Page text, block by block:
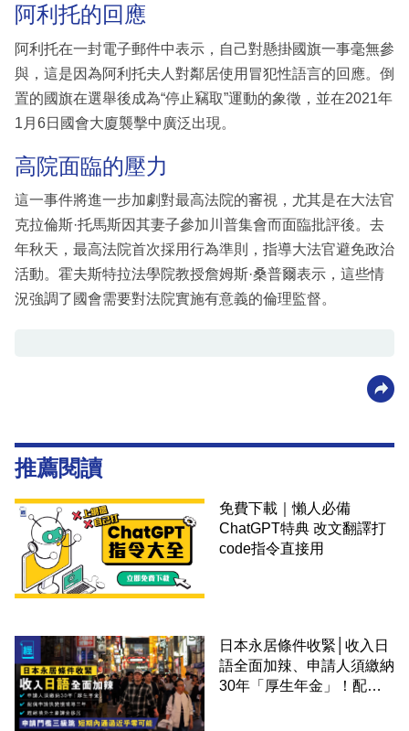
阿利托的回應
阿利托在一封電子郵件中表示，自己對懸掛國旗一事毫無參
與，這是因為阿利托夫人對鄰居使用冒犯性語言的回應。倒
置的國旗在選舉後成為“停止竊取”運動的象徵，並在2021年
1月6日國會大廈襲擊中廣泛出現。
高院面臨的壓力
這一事件將進一步加劇對最高法院的審視，尤其是在大法官
克拉倫斯·托馬斯因其妻子參加川普集會而面臨批評後。去
年秋天，最高法院首次採用行為準則，指導大法官避免政治
活動。霍夫斯特拉法學院教授詹姆斯·桑普爾表示，這些情
況強調了國會需要對法院實施有意義的倫理監督。
推薦閱讀
免費下載｜懶人必備
ChatGPT特典 改文翻譯打
code指令直接用
日本永居條件收緊│收入日
語全面加辣、申請人須繳納
30年「厚生年金」！配偶